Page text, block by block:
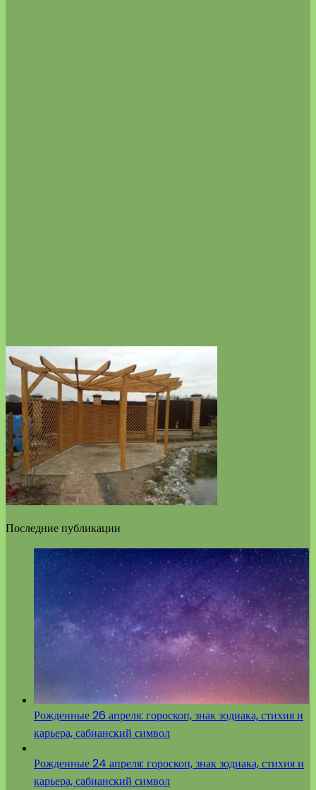
Последние публикации
Рожденные 26 апреля: гороскоп, знак зодиака, стихия и
карьера, сабианский символ
Рожденные 24 апреля: гороскоп, знак зодиака, стихия и
карьера, сабианский символ